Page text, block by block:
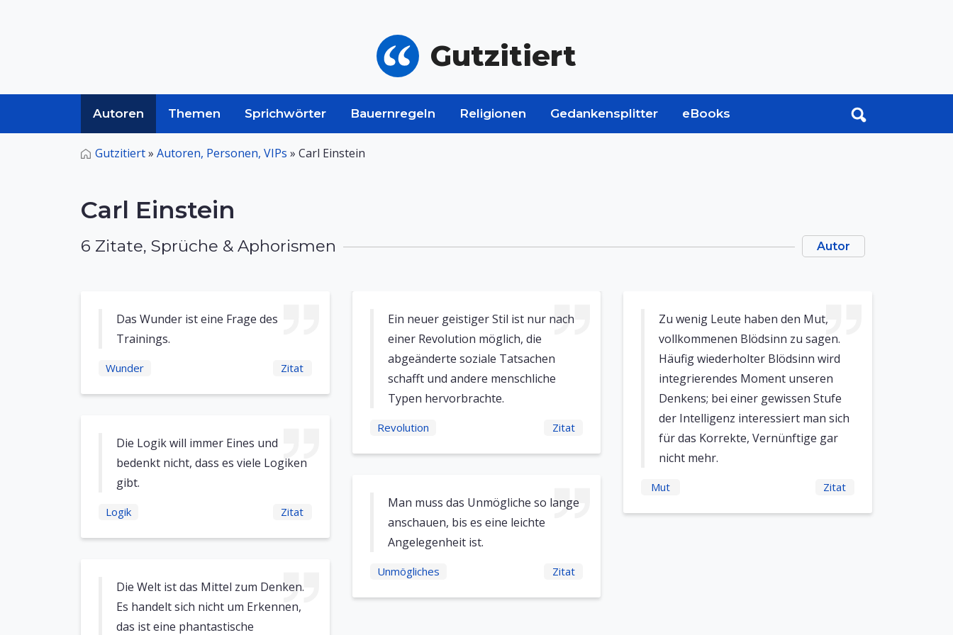
Gutzitiert
Autoren Themen Sprichwörter Bauernregeln Religionen Gedankensplitter eBooks
Gutzitiert» Autoren, Personen, VIPs » Carl Einstein
Carl Einstein
6 Zitate, Sprüche & Aphorismen Autor
Das Wunder ist eine Frage des
Trainings.
Wunder Zitat
Die Logik will immer Eines und
bedenkt nicht, dass es viele Logiken
gibt.
Logik Zitat
Die Welt ist das Mittel zum Denken.
Es handelt sich nicht um Erkennen,
das ist eine phantastische
Ein neuer geistiger Stil ist nur nach
einer Revolution möglich, die
abgeänderte soziale Tatsachen
schafft und andere menschliche
Typen hervorbrachte.
Revolution Zitat
Man muss das Unmögliche so lange
anschauen, bis es eine leichte
Angelegenheit ist.
Unmögliches Zitat
Zu wenig Leute haben den Mut,
vollkommenen Blödsinn zu sagen.
Häufig wiederholter Blödsinn wird
integrierendes Moment unseren
Denkens; bei einer gewissen Stufe
der Intelligenz interessiert man sich
für das Korrekte, Vernünftige gar
nicht mehr.
Mut Zitat